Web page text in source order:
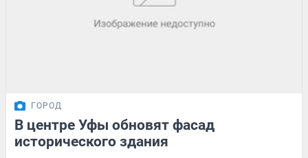
ГОРОД
В центре Уфы обновят фасад
исторического здания